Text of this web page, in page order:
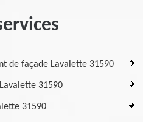
de façade Lavalette 31590
31590
31590